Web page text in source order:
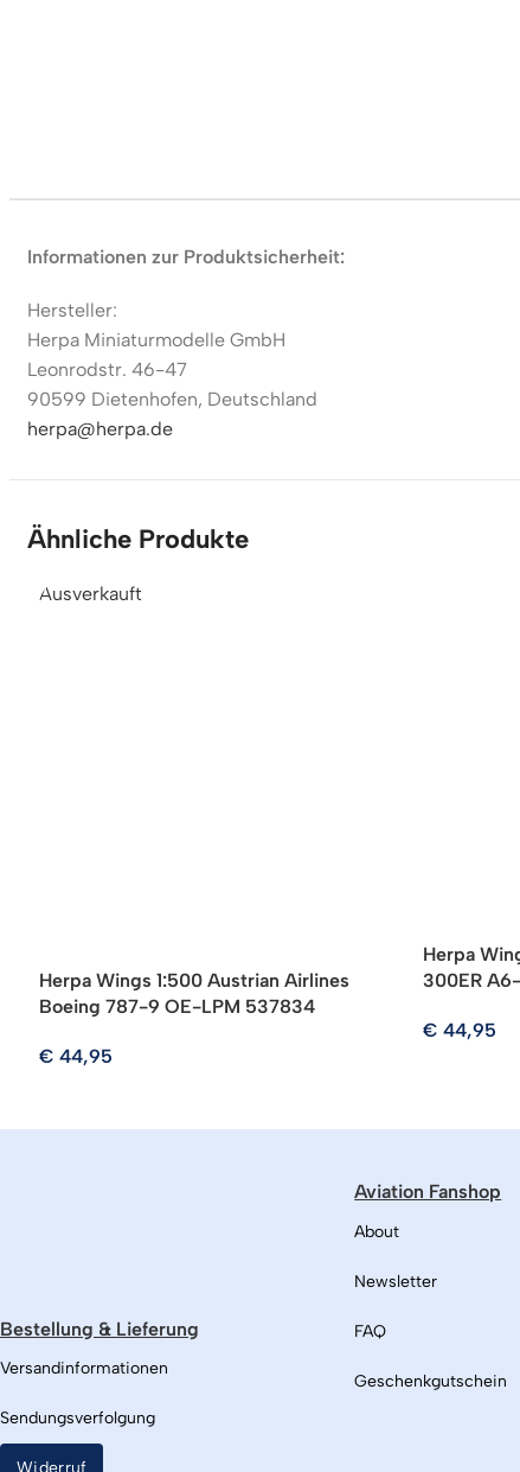
Informationen zur Produktsicherheit:
Hersteller:
Herpa Miniaturmodelle GmbH
Leonrodstr. 46-47
90599 Dietenhofen, Deutschland
herpa@herpa.de
Ähnliche Produkte
Ausverkauft
Herpa Wings 1:500 Austrian Airlines
Boeing 787-9 OE-LPM 537834
€ 44,95
Herpa
300ER
€ 44,95
Bestellung & Lieferung
Versandinformationen
Sendungsverfolgung
Aviation Fanshop
About
Newsletter
FAQ
Geschenkgutschein